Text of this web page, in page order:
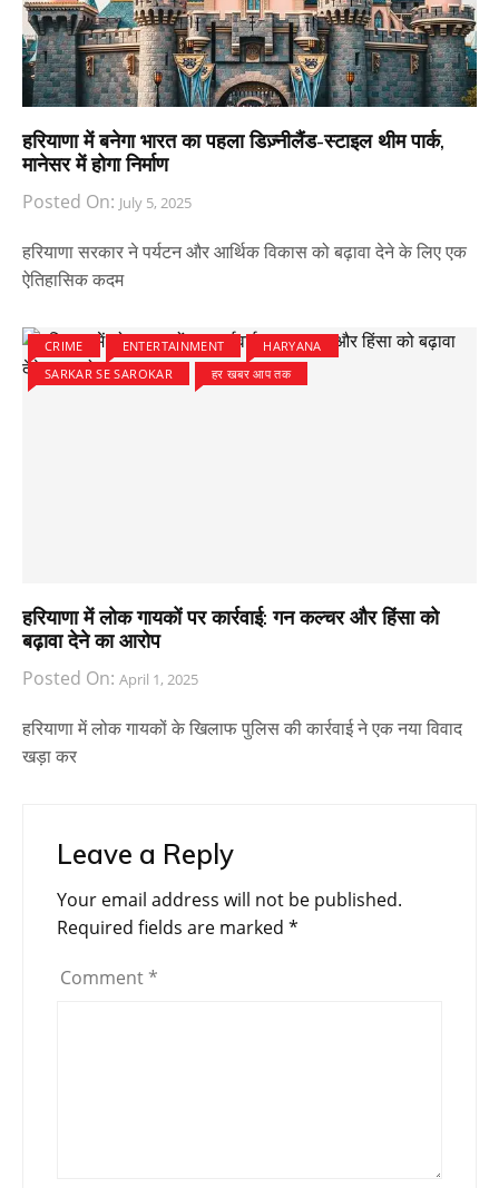
हरियाणा में बनेगा भारत का पहला डिज़्नीलैंड-स्टाइल थीम पार्क,
मानेसर में होगा निर्माण
Posted On: July 5, 2025
हरियाणा सरकार ने पर्यटन और आर्थिक विकास को बढ़ावा देने के लिए एक
ऐतिहासिक कदम
CRIME ENTERTAINMENT
HARYANA
SARKAR SE SAROKAR
हर खबर आप तक
हरियाणा में लोक गायकों पर कार्रवाई: गन कल्चर और हिंसा को
बढ़ावा देने का आरोप
Posted On: April 1, 2025
हरियाणा में लोक गायकों के खिलाफ पुलिस की कार्रवाई ने एक नया विवाद
खड़ा कर
Leave a Reply
Your email address will not be published.
Required fields are marked *
Comment *